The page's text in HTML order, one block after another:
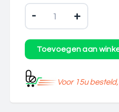
- +
Voor 15u